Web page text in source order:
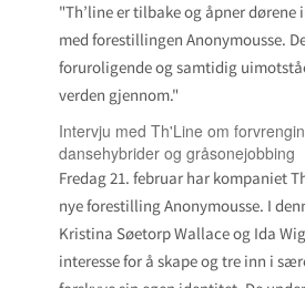
"Th’line er tilbake og åpner
med forestillingen Anonymousse.
foruroligende og samtidig
verden gjennom."
Intervju med Th'Line om
dansehybrider og gråsonejobbing
Fredag 21. februar har kompaniet
nye forestilling Anonymousse. I
Kristina Søetorp Wallace og Ida
interesse for å skape og tre inn i